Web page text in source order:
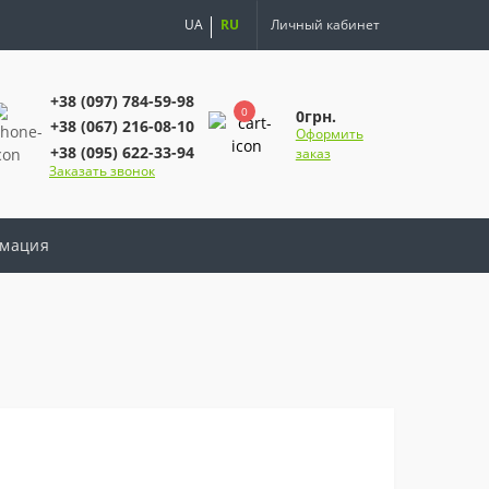
UA RU Личный кабинет
+38 (097) 784-59-98
+38 (067) 216-08-10
+38 (095) 622-33-94
Заказать звонок
0 0грн.
Оформить
заказ